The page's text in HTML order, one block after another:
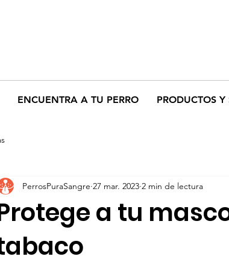
ENCUENTRA A TU PERRO PRODUCTOS Y
a tu
PerrosPuraSangre 27 mar. 2023 2 min de lectura